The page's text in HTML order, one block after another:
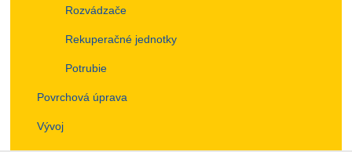
Rozvádzače
Rekuperačné jednotky
Potrubie
Povrchová úprava
Vývoj